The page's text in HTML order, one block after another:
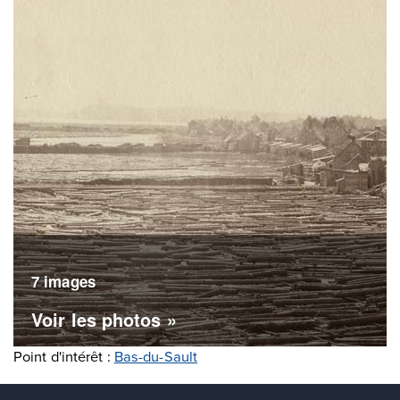
7 images
Voir les photos »
Point d'intérêt : Bas-du-Sault